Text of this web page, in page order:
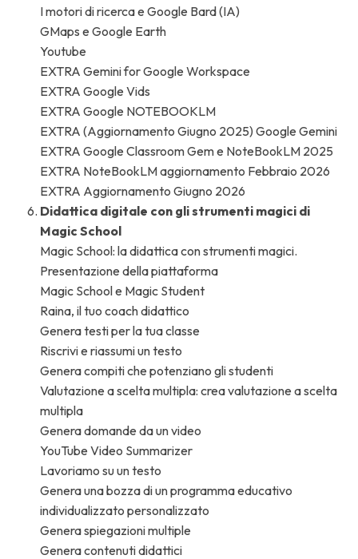
I motori di ricerca e Google Bard (IA)
GMaps e Google Earth
Youtube
EXTRA Gemini for Google Workspace
EXTRA Google Vids
EXTRA Google NOTEBOOKLM
EXTRA (Aggiornamento Giugno 2025) Google Gemini
EXTRA Google Classroom Gem e NoteBookLM 2025
EXTRA NoteBookLM aggiornamento Febbraio 2026
EXTRA Aggiornamento Giugno 2026
Didattica digitale con gli strumenti magici di
Magic School
Magic School: la didattica con strumenti magici.
Presentazione della piattaforma
Magic School e Magic Student
Raina, il tuo coach didattico
Genera testi per la tua classe
Riscrivi e riassumi un testo
Genera compiti che potenziano gli studenti
Valutazione a scelta multipla: crea valutazione a scelta
multipla
Genera domande da un video
YouTube Video Summarizer
Lavoriamo su un testo
Genera una bozza di un programma educativo
individualizzato personalizzato
Genera spiegazioni multiple
Genera contenuti didattici